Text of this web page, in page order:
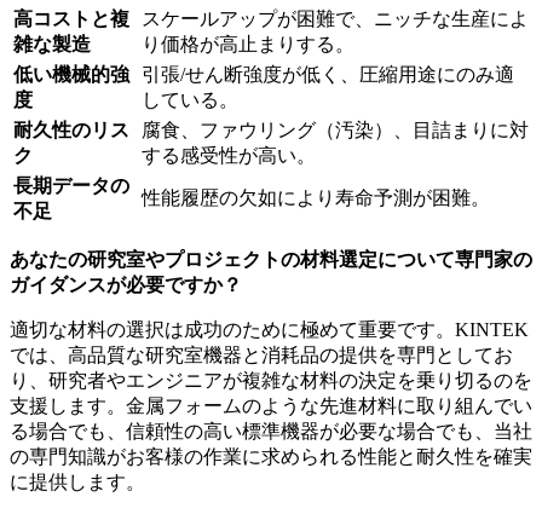
高コストと複
雑な製造
スケールアップが困難で、ニッチな生産によ
り価格が高止まりする。
低い機械的強
度
引張/せん断強度が低く、圧縮用途にのみ適
している。
耐久性のリス
ク
腐食、ファウリング（汚染）、目詰まりに対
する感受性が高い。
長期データの
不足
性能履歴の欠如により寿命予測が困難。
あなたの研究室やプロジェクトの材料選定について専門家の
ガイダンスが必要ですか？
適切な材料の選択は成功のために極めて重要です。KINTEK
では、高品質な研究室機器と消耗品の提供を専門としてお
り、研究者やエンジニアが複雑な材料の決定を乗り切るのを
支援します。金属フォームのような先進材料に取り組んでい
る場合でも、信頼性の高い標準機器が必要な場合でも、当社
の専門知識がお客様の作業に求められる性能と耐久性を確実
に提供します。